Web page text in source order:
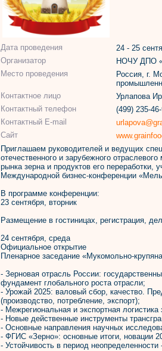
Дата проведения
24 - 25
Организатор
НОЧУ ДПО
Место проведения
Россия, г.
Контактное лицо
Урлапова
Контактный телефон
(499) 235-
Контактный E-mail
Сайт
Приглашаем руководителей и ведущих
отечественного и зарубежного
рынка зерна и продуктов его
Международной бизнес-конференции
В программе конференции:
23 сентября, вторник
Размещение в гостиницах, регистрация,
24 сентября, среда
Официальное открытие
Пленарное заседание «Мукомольно-
- Зерновая отрасль России:
фундамент глобального роста отрасли;
- Урожай 2025: валовый сбор, качество.
(производство, потребление, экспорт);
- Межрегиональная и экспортная
- Новые действенные инструменты
- Основные направления научных
- ФГИС «Зерно»: основные итоги, новации
- Устойчивость в период